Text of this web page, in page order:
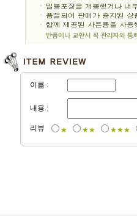
이름 :
내용 :
리뷰 ★ ★★ ★★★